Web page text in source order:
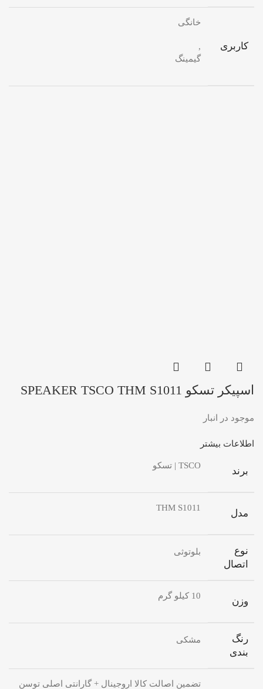
کاربری
خانگی
,
گیمینگ
اسپیکر تسکو SPEAKER TSCO THM S1011
موجود در انبار
اطلاعات بیشتر
برند TSCO | تسکو
مدل THM S1011
نوع
اتصال
بلوتوثی
وزن 10 کیلو گرم
رنگ
بندی
مشکی
تضمین اصالت کالا اروجینال + گارانتی اصلی توسن